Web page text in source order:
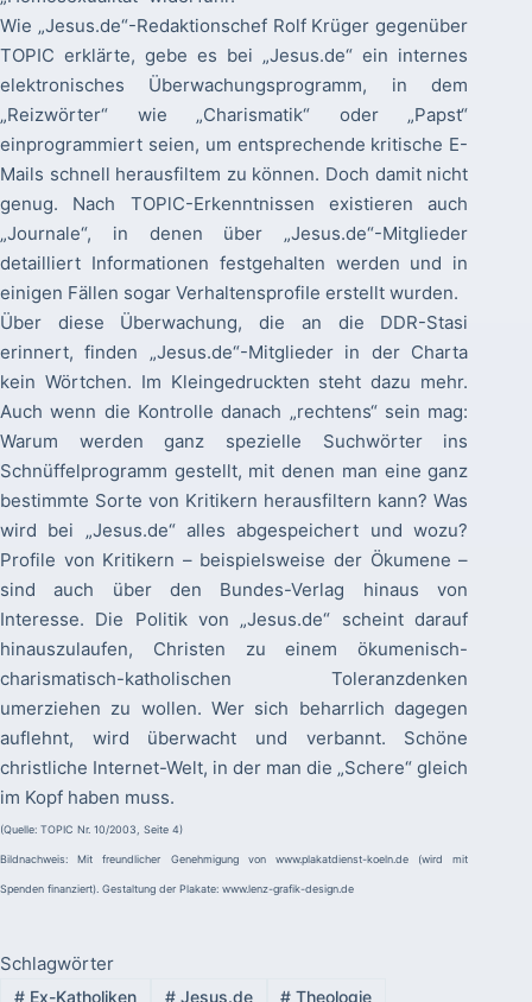
Wie „Jesus.de“-Redaktionschef Rolf Krüger gegenüber
TOPIC erklärte, gebe es bei „Jesus.de“ ein internes
elektronisches Überwachungsprogramm, in dem
„Reizwörter“ wie „Charismatik“ oder „Papst“
einprogrammiert seien, um entsprechende kritische E-
Mails schnell herausfiltem zu können. Doch damit nicht
genug. Nach TOPlC-Erkenntnissen existieren auch
„Journale“, in denen über „Jesus.de“-Mitglieder
detailliert Informationen festgehalten werden und in
einigen Fällen sogar VerhaltensprofiIe erstellt wurden.
Über diese Überwachung, die an die DDR-Stasi
erinnert, finden „Jesus.de“-Mitglieder in der Charta
kein Wörtchen. Im Kleingedruckten steht dazu mehr.
Auch wenn die Kontrolle danach „rechtens“ sein mag:
Warum werden ganz spezielle Suchwörter ins
Schnüffelprogramm gestellt, mit denen man eine ganz
bestimmte Sorte von Kritikern herausfiltern kann? Was
wird bei „Jesus.de“ alles abgespeichert und wozu?
Profile von Kritikern – beispielsweise der Ökumene –
sind auch über den Bundes-Verlag hinaus von
Interesse. Die Politik von „Jesus.de“ scheint darauf
hinauszulaufen, Christen zu einem ökumenisch-
charismatisch-katholischen Toleranzdenken
umerziehen zu wollen. Wer sich beharrlich dagegen
auflehnt, wird überwacht und verbannt. Schöne
christliche Internet-Welt, in der man die „Schere“ gleich
im Kopf haben muss.
(Quelle: TOPIC Nr. 10/2003, Seite 4)
Bildnachweis: Mit freundlicher Genehmigung von www.plakatdienst-koeln.de (wird mit
Spenden finanziert). Gestaltung der Plakate: www.lenz-grafik-design.de
Schlagwörter
#Ex-Katholiken #Jesus.de # Theologie